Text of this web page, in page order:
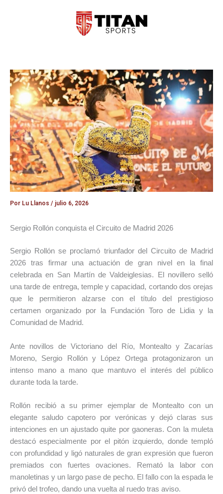
Por Lu Llanos / julio 6, 2026
Sergio Rollón conquista el Circuito de Madrid 2026
Sergio Rollón se proclamó triunfador del Circuito de Madrid
2026 tras firmar una actuación de gran nivel en la final
celebrada en San Martín de Valdeiglesias. El novillero selló
una tarde de entrega, temple y capacidad, cortando dos orejas
que le permitieron alzarse con el título del prestigioso
certamen organizado por la Fundación Toro de Lidia y la
Comunidad de Madrid.
Ante novillos de Victoriano del Río, Montealto y Zacarías
Moreno, Sergio Rollón y López Ortega protagonizaron un
intenso mano a mano que mantuvo el interés del público
durante toda la tarde.
Rollón recibió a su primer ejemplar de Montealto con un
elegante saludo capotero por verónicas y dejó claras sus
intenciones en un ajustado quite por gaoneras. Con la muleta
destacó especialmente por el pitón izquierdo, donde templó
con profundidad y ligó naturales de gran expresión que fueron
premiados con fuertes ovaciones. Remató la labor con
manoletinas y un largo pase de pecho. El fallo con la espada le
privó del trofeo, dando una vuelta al ruedo tras aviso.